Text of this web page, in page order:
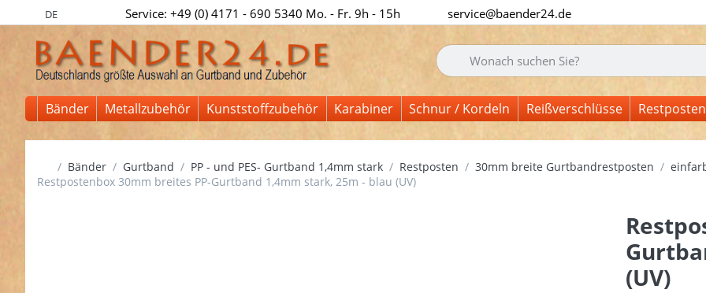
DE Service: +49 (0) 4171 - 690 5340 Mo. - Fr. 9h - 15h service@baender24.de
Geben Sie einen Suchbegriff ein. Während Sie
Bänder Metallzubehör Kunststoffzubehör Karabiner Schnur / Kordeln Reißverschlüsse Restposten
Startseite
Bänder Gurtband PP - und PES- Gurtband 1,4mm stark Restposten 30mm breite Gurtbandrestposten
Restpostenbox 30mm breites PP-Gurtband 1,4mm stark, 25m - blau (UV)
(UV)